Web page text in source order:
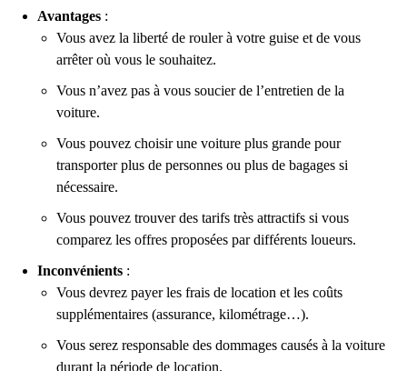
Avantages :
Vous avez la liberté de rouler à votre guise et de vous
arrêter où vous le souhaitez.
Vous n’avez pas à vous soucier de l’entretien de la
voiture.
Vous pouvez choisir une voiture plus grande pour
transporter plus de personnes ou plus de bagages si
nécessaire.
Vous pouvez trouver des tarifs très attractifs si vous
comparez les offres proposées par différents loueurs.
Inconvénients :
Vous devrez payer les frais de location et les coûts
supplémentaires (assurance, kilométrage…).
Vous serez responsable des dommages causés à la voiture
durant la période de location.